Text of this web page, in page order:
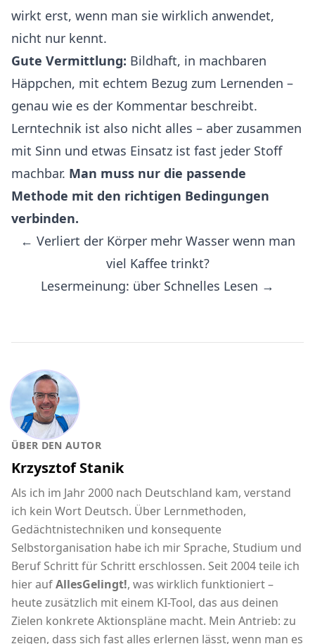
wirkt erst, wenn man sie wirklich anwendet,
nicht nur kennt.
Gute Vermittlung: Bildhaft, in machbaren
Häppchen, mit echtem Bezug zum Lernenden –
genau wie es der Kommentar beschreibt.
Lerntechnik ist also nicht alles – aber zusammen
mit Sinn und etwas Einsatz ist fast jeder Stoff
machbar. Man muss nur die passende
Methode mit den richtigen Bedingungen
verbinden.
← Verliert der Körper mehr Wasser wenn man
viel Kaffee trinkt?
Lesermeinung: über Schnelles Lesen →
ÜBER DEN AUTOR
Krzysztof Stanik
Als ich im Jahr 2000 nach Deutschland kam, verstand
ich kein Wort Deutsch. Über Lernmethoden,
Gedächtnistechniken und konsequente
Selbstorganisation habe ich mir Sprache, Studium und
Beruf Schritt für Schritt erschlossen. Seit 2004 teile ich
hier aufAllesGelingt!, was wirklich funktioniert –
heute zusätzlich mit einem KI-Tool, das aus deinen
Zielen konkrete Aktionspläne macht. Mein Antrieb: zu
zeigen, dass sich fast alles erlernen lässt, wenn man es